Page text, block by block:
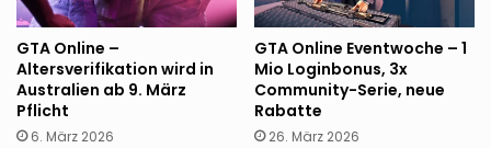
GTA Online –
Altersverifikation wird in
Australien ab 9. März
Pflicht
6. März 2026
GTA Online Eventwoche – 1
Mio Loginbonus, 3x
Community-Serie, neue
Rabatte
26. März 2026